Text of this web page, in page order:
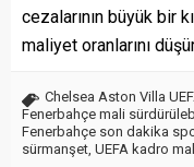
cezalarının büyük bir
maliyet oranlarını
Chelsea Aston Villa
Fenerbahçe mali
Fenerbahçe son dakika
sürmanşet UEFA kadro